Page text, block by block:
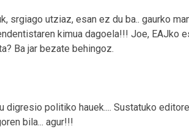
srgiago utziaz, esan ez du ba.. gaurko
kimua dagoela!!! Joe, EAJko
Ba jar bezate behingoz.
digresio politiko hauek.... Sustatuko
bila... agur!!!